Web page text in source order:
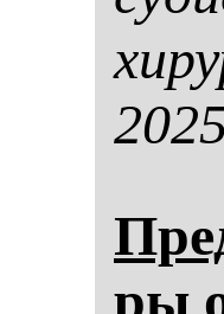
ры